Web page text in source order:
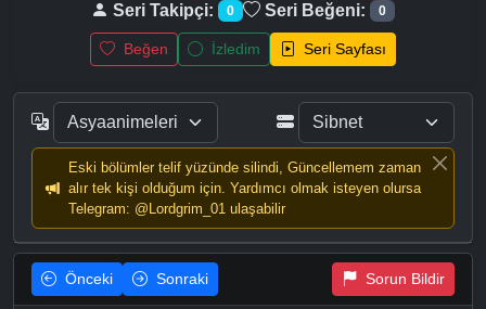
Seri Takipçi: 0 Seri Beğeni: 0
Beğen İzledim Seri Sayfası
Eski bölümler telif yüzünde silindi, Güncellemem zaman
alır tek kişi olduğum için. Yardımcı olmak isteyen olursa
Telegram: @Lordgrim_01 ulaşabilir
Önceki Sonraki Sorun Bildir